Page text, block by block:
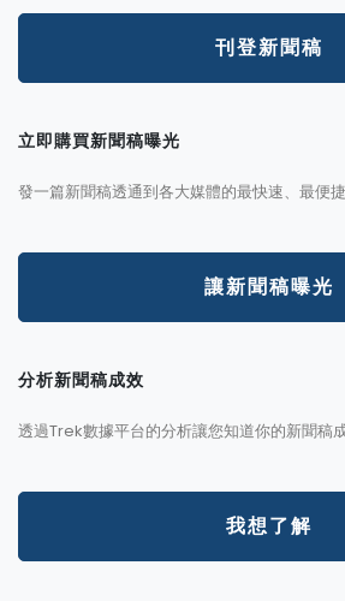
刊登新聞稿
立即購買新聞稿曝光
發一篇新聞稿透通到各大媒體的最快速、最便
讓新聞稿曝光
分析新聞稿成效
透過Trek數據平台的分析讓您知道你的新聞稿
我想了解